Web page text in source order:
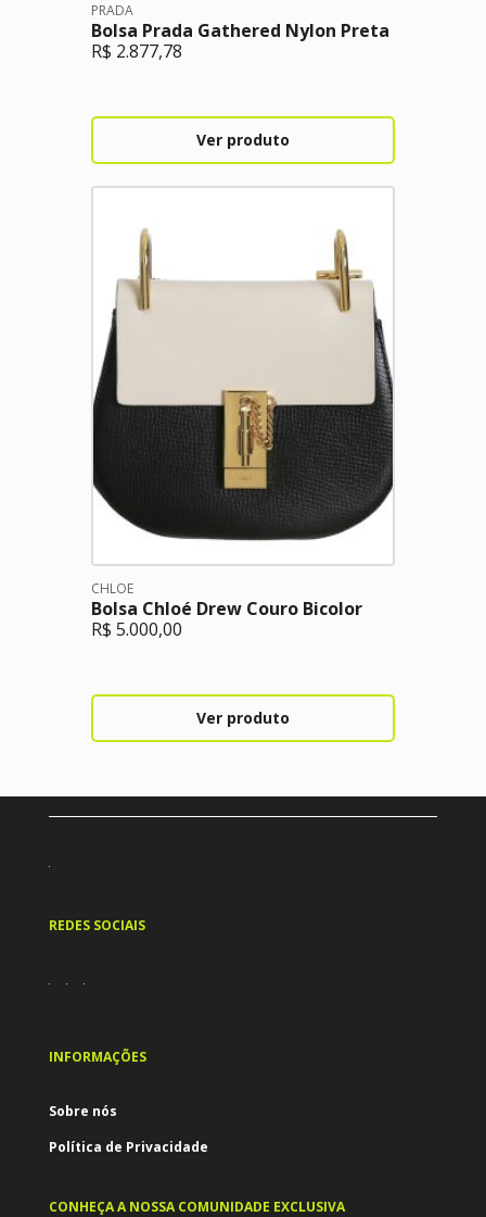
PRADA
Bolsa Prada Gathered Nylon Preta
R$ 2.877,78
Ver produto
CHLOE
Bolsa Chloé Drew Couro Bicolor
R$ 5.000,00
Ver produto
REDES SOCIAIS
INFORMAÇÕES
Sobre nós
Política de Privacidade
CONHEÇA A NOSSA COMUNIDADE EXCLUSIVA